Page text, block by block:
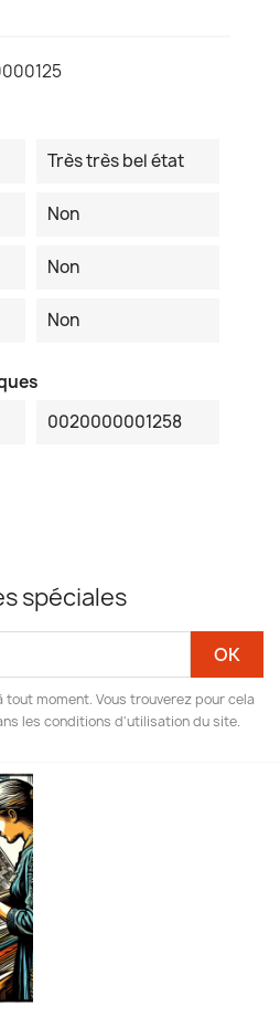
Très très bel état
Non
Non
Non
0020000001258
spéciales
tout moment. Vous trouverez pour cela
les conditions d'utilisation du site.